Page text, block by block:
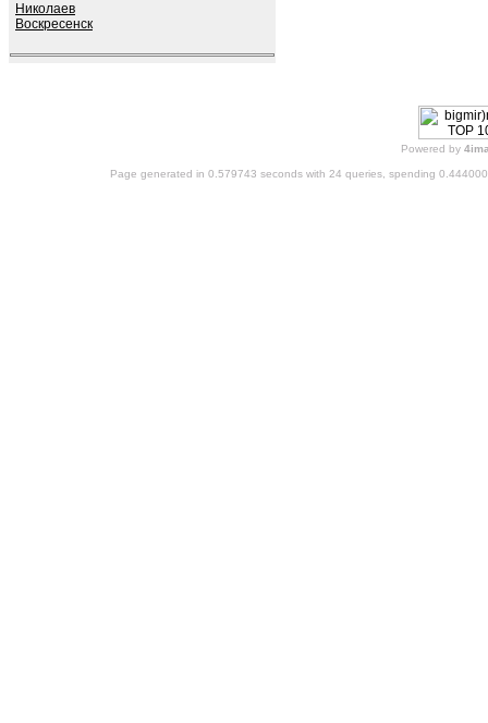
Николаев
Воскресенск
Powered by
Page generated in 0.579743 seconds with 24 queries, spending